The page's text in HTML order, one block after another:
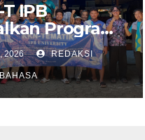
IPB
Program
SAE, Warga
Sangrawayang
Ubah
Jadi
2026 REDAKSI